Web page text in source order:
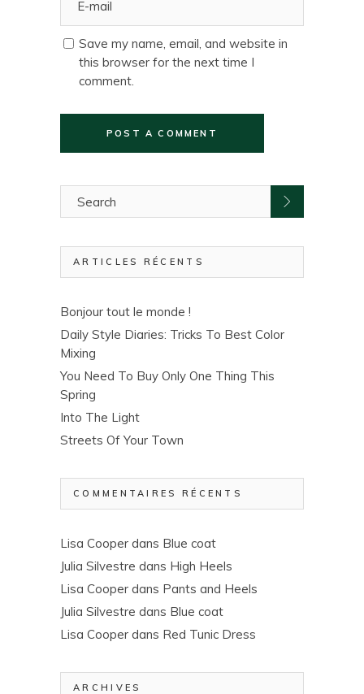
Save my name, email, and website in
this browser for the next time I
comment.
POST A COMMENT
ARTICLES RÉCENTS
Bonjour tout le monde !
Daily Style Diaries: Tricks To Best Color
Mixing
You Need To Buy Only One Thing This
Spring
Into The Light
Streets Of Your Town
COMMENTAIRES RÉCENTS
Lisa Cooper dans Blue coat
Julia Silvestre dans High Heels
Lisa Cooper dans Pants and Heels
Julia Silvestre dans Blue coat
Lisa Cooper dans Red Tunic Dress
ARCHIVES